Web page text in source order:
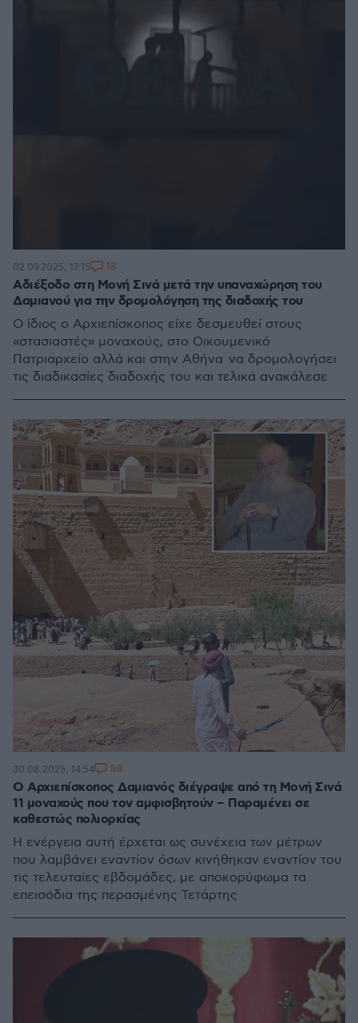
Αδιέξοδο στη Μονή Σινά μετά την υπαναχώρηση του
Δαμιανού για την δρομολόγηση της διαδοχής του
Ο ίδιος ο Αρχιεπίσκοπος είχε δεσμευθεί στους
«στασιαστές» μοναχούς, στο Οικουμενικό
Πατριαρχείο αλλά και στην Αθήνα να δρομολογήσει
τις διαδικασίες διαδοχής του και τελικά ανακάλεσε
02.09.2025, 17:15 18
Ο Αρχιεπίσκοπος Δαμιανός διέγραψε από τη Μονή Σινά
11 μοναχούς που τον αμφισβητούν – Παραμένει σε
καθεστώς πολιορκίας
Η ενέργεια αυτή έρχεται ως συνέχεια των μέτρων
που λαμβάνει εναντίον όσων κινήθηκαν εναντίον του
τις τελευταίες εβδομάδες, με αποκορύφωμα τα
επεισόδια της περασμένης Τετάρτης
30.08.2025, 14:54 88